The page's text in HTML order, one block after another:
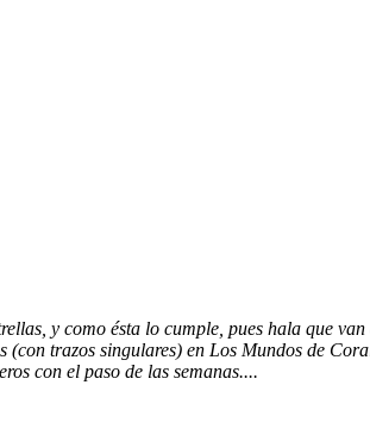
y como ésta lo cumple, pues hala que
trazos singulares) en Los Mundos de
con el paso de las semanas....